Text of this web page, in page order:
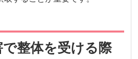
整体を受ける際